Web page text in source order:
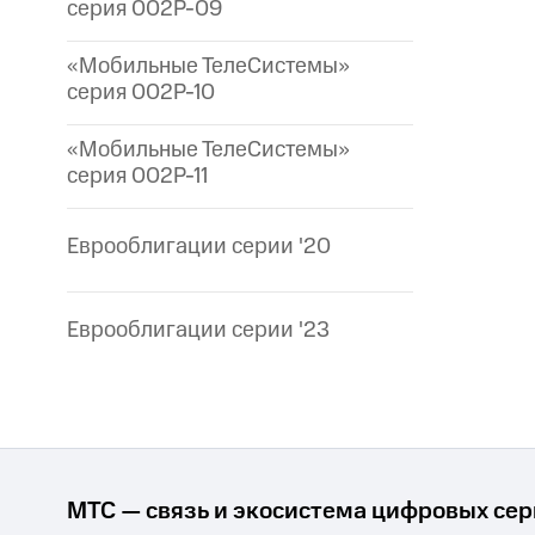
серия 002P-09
«Мобильные ТелеСистемы»
серия 002P-10
«Мобильные ТелеСистемы»
серия 002P-11
Еврооблигации серии '20
Еврооблигации серии '23
МТС — связь и экосистема цифровых